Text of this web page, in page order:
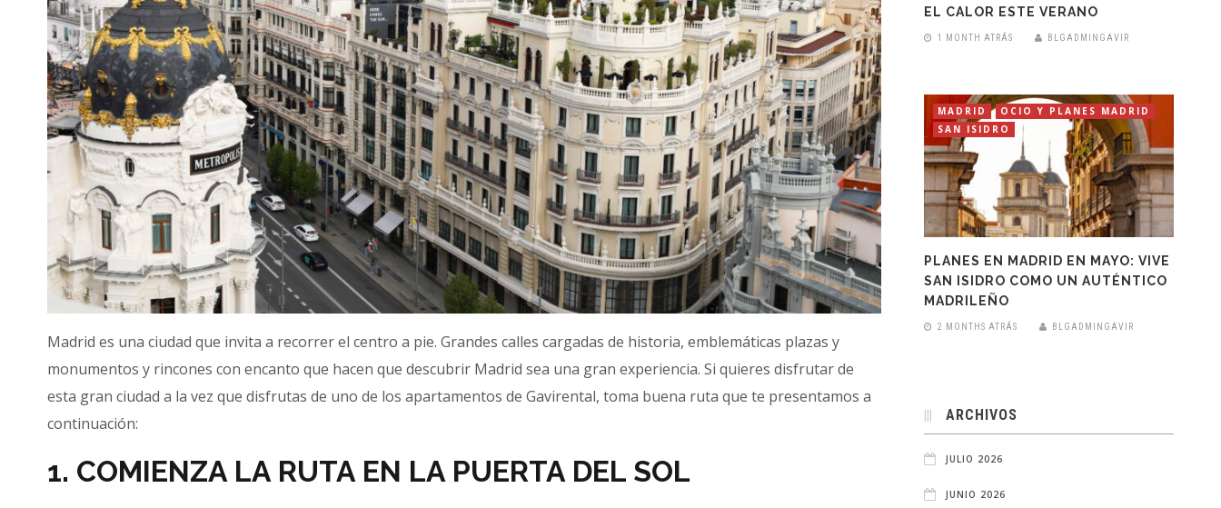
Madrid es una ciudad que invita a recorrer el centro a pie. Grandes calles cargadas de historia, emblemáticas plazas y
monumentos y rincones con encanto que hacen que descubrir Madrid sea una gran experiencia. Si quieres disfrutar de
esta gran ciudad a la vez que disfrutas de uno de los apartamentos de Gavirental, toma buena ruta que te presentamos a
continuación:
1. COMIENZA LA RUTA EN LA PUERTA DEL SOL
EL CALOR ESTE VERANO
1 MONTH ATRÁS BLGADMINGAVIR
MADRID
OCIO Y PLANES MADRID
SAN ISIDRO
PLANES EN MADRID EN MAYO: VIVE
SAN ISIDRO COMO UN AUTÉNTICO
MADRILEÑO
2 MONTHS ATRÁS BLGADMINGAVIR
ARCHIVOS
JULIO 2026
JUNIO 2026